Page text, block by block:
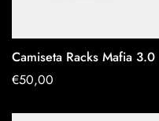
OPTIONEN
AUSWÄHLEN
Camiseta Racks Mafia 3.0
Regulärer
€50,00